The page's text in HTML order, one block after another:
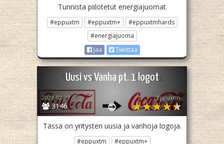
Tunnista piilotetut energiajuomat
#eppuxtm #eppuxtm+
#eppuxtmhards
#energiajuoma
Jaa
Twiittaa
Uusi vs Vanha pt. 1 logot
3146
2023-02-27 Eppuxtm
Tässä on yritysten uusia ja vanhoja logoja.
#eppuxtm
#eppuxtm+